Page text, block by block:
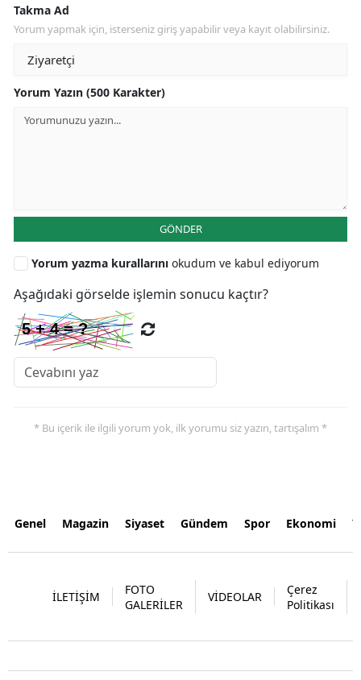
Takma Ad
Yorum yapmak için, isterseniz giriş yapabilir veya kayıt olabilirsiniz.
Yorum Yazın (500 Karakter)
GÖNDER
Yorum yazma kurallarını okudum ve kabul ediyorum
Aşağıdaki görselde işlemin sonucu kaçtır?
* Bu içerik ile ilgili yorum yok, ilk yorumu siz yazın, tartışalım *
Genel Magazin Siyaset Gündem Spor Ekonomi
İLETİŞİM
FOTO
GALERİLER
VİDEOLAR
Çerez
Politikası